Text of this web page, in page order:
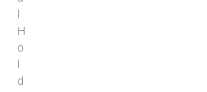
H
o
d